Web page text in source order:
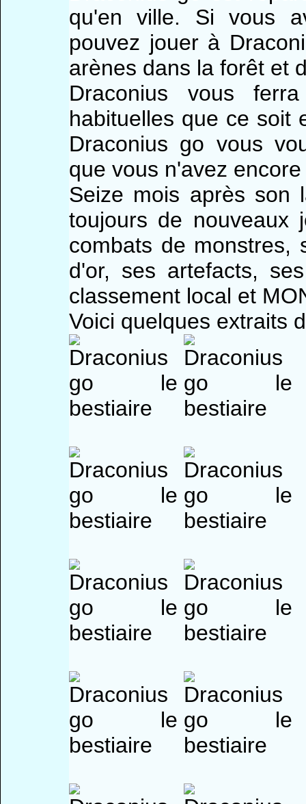
qu'en ville. Si vous
pouvez jouer à
arènes dans la forêt et
Draconius vous
habituelles que ce soit
Draconius go vous
que vous n'avez
Seize mois après son
toujours de nouveaux
combats de
d'or, ses artefacts,
classement local et
Voici quelques extraits